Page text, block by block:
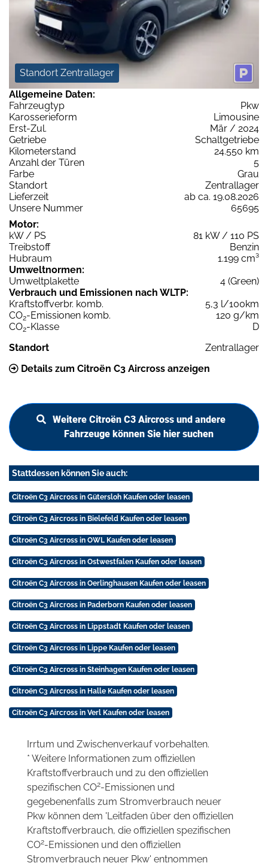
Standort Zentrallager
Allgemeine Daten:
Fahrzeugtyp
Pkw
Karosserieform
Limousine
Erst-Zul.
Mär / 2024
Getriebe
Schaltgetriebe
Kilometerstand
24.550 km
Anzahl der Türen
5
Farbe
Grau
Standort
Zentrallager
Lieferzeit
ab ca. 19.08.2026
Unsere Nummer
65695
Motor:
kW / PS
81 kW / 110 PS
Treibstoff
Benzin
Hubraum
1.199 cm³
Umweltnormen:
Umweltplakette
4 (Green)
Verbrauch und Emissionen nach WLTP:
Kraftstoffverbr. komb.
5,3 l/100km
CO2-Emissionen komb.
120 g/km
CO2-Klasse
D
Standort
Zentrallager
Details zum Citroën C3 Aircross anzeigen
Weitere Citroën C3 Aircross und andere
Fahrzeuge können Sie hier suchen
Stattdessen können Sie auch:
Citroën C3 Aircross in Gütersloh Kaufen oder leasen
Citroën C3 Aircross in Bielefeld Kaufen oder leasen
Citroën C3 Aircross in OWL Kaufen oder leasen
Citroën C3 Aircross in Ostwestfalen Kaufen oder leasen
Citroën C3 Aircross in Oerlinghausen Kaufen oder leasen
Citroën C3 Aircross in Paderborn Kaufen oder leasen
Citroën C3 Aircross in Lippstadt Kaufen oder leasen
Citroën C3 Aircross in Lippe Kaufen oder leasen
Citroën C3 Aircross in Steinhagen Kaufen oder leasen
Citroën C3 Aircross in Halle Kaufen oder leasen
Citroën C3 Aircross in Verl Kaufen oder leasen
Irrtum und Zwischenverkauf vorbehalten.
* Weitere Informationen zum offiziellen
Kraftstoffverbrauch und zu den offiziellen
spezifischen CO2-Emissionen und
gegebenenfalls zum Stromverbrauch neuer
Pkw können dem 'Leitfaden über den offiziellen
Kraftstoffverbrauch, die offiziellen spezifischen
CO2-Emissionen und den offiziellen
Stromverbrauch neuer Pkw' entnommen